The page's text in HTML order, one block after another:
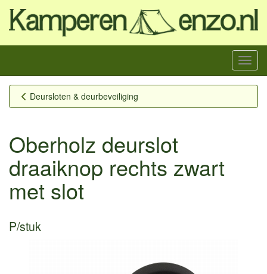
Menu
Deursloten & deurbeveiliging
Oberholz deurslot
draaiknop rechts zwart
met slot
P/stuk